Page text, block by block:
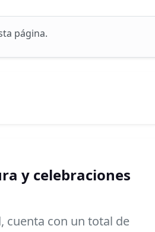
página.
y celebraciones
cuenta con un total de